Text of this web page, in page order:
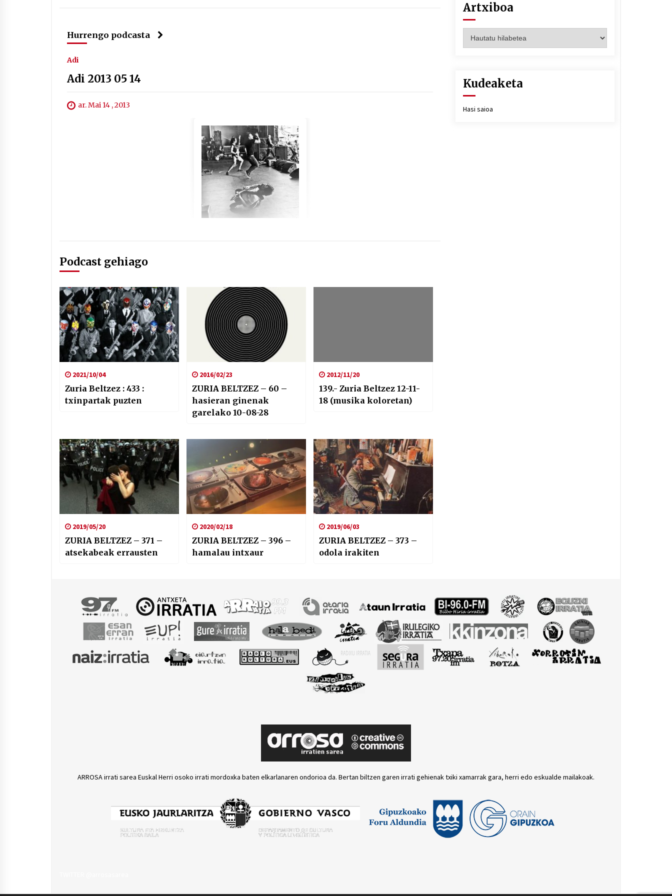
Hurrengo podcasta
Adi
Adi 2013 05 14
ar. Mai 14 , 2013
Podcast gehiago
2021/10/04
Zuria Beltzez : 433 :
txinpartak puzten
2016/02/23
ZURIA BELTZEZ – 60 –
hasieran ginenak
garelako 10-08-28
2012/11/20
139.- Zuria Beltzez 12-11-
18 (musika koloretan)
2019/05/20
ZURIA BELTZEZ – 371 –
atsekabeak errausten
2020/02/18
ZURIA BELTZEZ – 396 –
hamalau intxaur
2019/06/03
ZURIA BELTZEZ – 373 –
odola irakiten
Artxiboa
Kudeaketa
Hasi saioa
ARROSA irrati sarea Euskal Herri osoko irrati mordoxka baten elkarlanaren ondorioa da. Bertan biltzen garen irrati gehienak txiki xamarrak gara, herri edo eskualde mailakoak.